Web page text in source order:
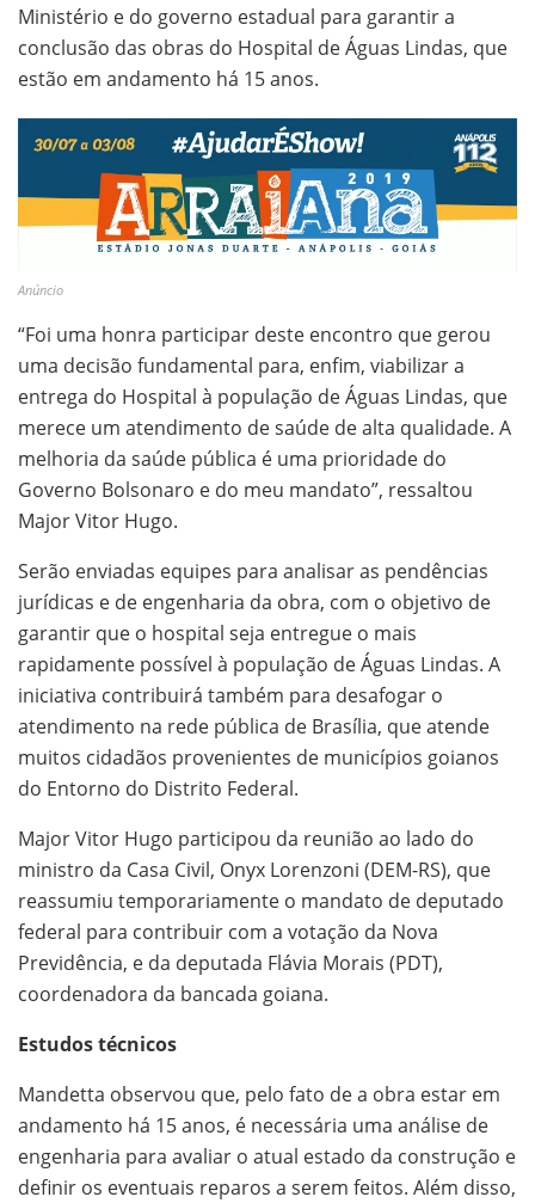
Ministério e do governo estadual para garantir a
conclusão das obras do Hospital de Águas Lindas, que
estão em andamento há 15 anos.
Anúncio
“Foi uma honra participar deste encontro que gerou
uma decisão fundamental para, enfim, viabilizar a
entrega do Hospital à população de Águas Lindas, que
merece um atendimento de saúde de alta qualidade. A
melhoria da saúde pública é uma prioridade do
Governo Bolsonaro e do meu mandato”, ressaltou
Major Vitor Hugo.
Serão enviadas equipes para analisar as pendências
jurídicas e de engenharia da obra, com o objetivo de
garantir que o hospital seja entregue o mais
rapidamente possível à população de Águas Lindas. A
iniciativa contribuirá também para desafogar o
atendimento na rede pública de Brasília, que atende
muitos cidadãos provenientes de municípios goianos
do Entorno do Distrito Federal.
Major Vitor Hugo participou da reunião ao lado do
ministro da Casa Civil, Onyx Lorenzoni (DEM-RS), que
reassumiu temporariamente o mandato de deputado
federal para contribuir com a votação da Nova
Previdência, e da deputada Flávia Morais (PDT),
coordenadora da bancada goiana.
Estudos técnicos
Mandetta observou que, pelo fato de a obra estar em
andamento há 15 anos, é necessária uma análise de
engenharia para avaliar o atual estado da construção e
definir os eventuais reparos a serem feitos. Além disso,